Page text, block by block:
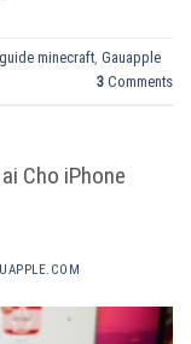
minecraft, Gauapple
3 Comments
Cho iPhone